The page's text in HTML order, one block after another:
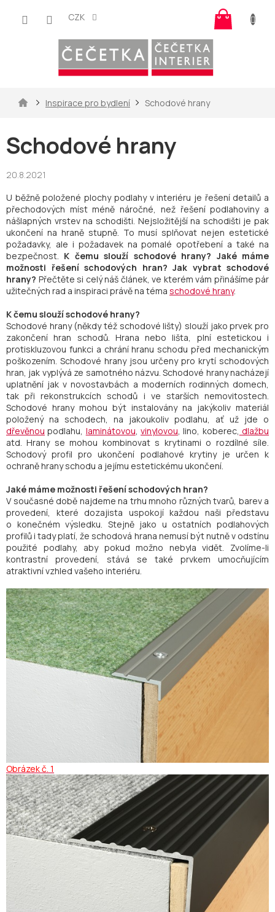
CZK
košík
DomůInspirace pro bydlení Schodové hrany
Schodové hrany
20.8.2021
U běžně položené plochy podlahy v interiéru je řešení detailů a
přechodových míst méně náročné, než řešení podlahoviny a
nášlapných vrstev na schodišti. Nejsložitější na schodišti je pak
ukončení na hraně stupně. To musí splňovat nejen estetické
požadavky, ale i požadavek na pomalé opotřebení a také na
bezpečnost. K čemu slouží schodové hrany? Jaké máme
možnosti řešení schodových hran? Jak vybrat schodové
hrany? Přečtěte si celý náš článek, ve kterém vám přinášíme pár
užitečných rad a inspiraci právě na téma schodové hrany.
K čemu slouží schodové hrany?
Schodové hrany (někdy též schodové lišty) slouží jako prvek pro
zakončení hran schodů. Hrana nebo lišta, plní estetickou i
protiskluzovou funkci a chrání hranu schodu před mechanickým
poškozením. Schodové hrany jsou určeny pro krytí schodových
hran, jak vyplývá ze samotného názvu. Schodové hrany nacházejí
uplatnění jak v novostavbách a moderních rodinných domech,
tak při rekonstrukcích schodů i ve starších nemovitostech.
Schodové hrany mohou být instalovány na jakýkoliv materiál
položený na schodech, na jakoukoliv podlahu, ať už jde o
dřevěnou podlahu, laminátovou,vinylovou, lino, koberec, dlažbu
atd. Hrany se mohou kombinovat s krytinami o rozdílné síle.
Schodový profil pro ukončení podlahové krytiny je určen k
ochraně hrany schodu a jejímu estetickému ukončení.
Jaké máme možnosti řešení schodových hran?
V současné době najdeme na trhu mnoho různých tvarů, barev a
provedení, které dozajista uspokojí každou naši představu
o konečném výsledku. Stejně jako u ostatních podlahových
profilů i tady platí, že schodová hrana nemusí být nutně v odstínu
použité podlahy, aby pokud možno nebyla vidět. Zvolíme-li
kontrastní provedení, stává se také prvkem umocňujícím
atraktivní vzhled vašeho interiéru.
Obrázek č. 1